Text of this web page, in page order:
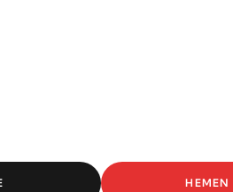
HEMEN